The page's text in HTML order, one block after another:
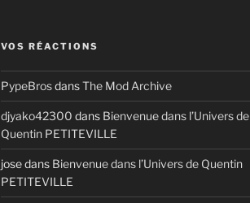
VOS RÉACTIONS
PypeBrosdansThe Mod Archive
djyako42300 dans Bienvenue dans l’Univers de
Quentin PETITEVILLE
josedans Bienvenue dans l’Univers de Quentin
PETITEVILLE